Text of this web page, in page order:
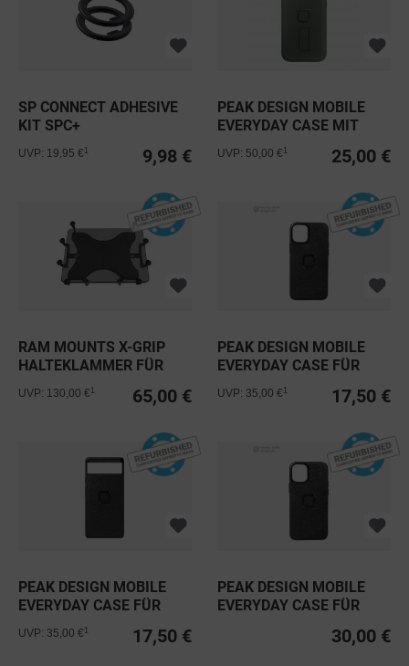
SP CONNECT ADHESIVE
KIT SPC+
SELBSTKLEBENDE...
9,98 €
UVP: 19,95 €
PEAK DESIGN MOBILE
EVERYDAY CASE MIT
LOOP FÜR...
25,00 €
UVP: 50,00 €
RAM MOUNTS X-GRIP
HALTEKLAMMER FÜR
TABLETS (12...
65,00 €
UVP: 130,00 €
PEAK DESIGN MOBILE
EVERYDAY CASE FÜR
IPHONE 13...
17,50 €
UVP: 35,00 €
PEAK DESIGN MOBILE
EVERYDAY CASE FÜR
GOOGLE...
17,50 €
UVP: 35,00 €
PEAK DESIGN MOBILE
EVERYDAY CASE FÜR
30,00 €